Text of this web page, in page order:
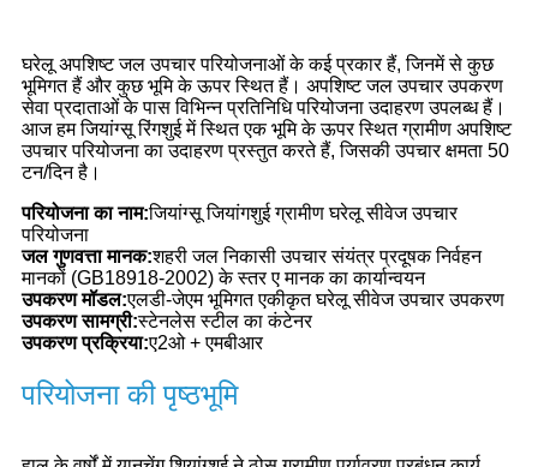
घरेलू अपशिष्ट जल उपचार परियोजनाओं के कई प्रकार हैं, जिनमें से कुछ
भूमिगत हैं और कुछ भूमि के ऊपर स्थित हैं। अपशिष्ट जल उपचार उपकरण
सेवा प्रदाताओं के पास विभिन्न प्रतिनिधि परियोजना उदाहरण उपलब्ध हैं।
आज हम जियांग्सू रिंगशुई में स्थित एक भूमि के ऊपर स्थित ग्रामीण अपशिष्ट
उपचार परियोजना का उदाहरण प्रस्तुत करते हैं, जिसकी उपचार क्षमता 50
टन/दिन है।
परियोजना का नाम:जियांग्सू जियांगशुई ग्रामीण घरेलू सीवेज उपचार
परियोजना
जल गुणवत्ता मानक:शहरी जल निकासी उपचार संयंत्र प्रदूषक निर्वहन
मानकों (GB18918-2002) के स्तर ए मानक का कार्यान्वयन
उपकरण मॉडल:एलडी-जेएम भूमिगत एकीकृत घरेलू सीवेज उपचार उपकरण
उपकरण सामग्री:स्टेनलेस स्टील का कंटेनर
उपकरण प्रक्रिया:ए2ओ + एमबीआर
परियोजना की पृष्ठभूमि